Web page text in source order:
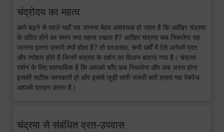
चंद्रोदय का महत्व
आगे बढ़ने से पहले यहाँ यह जानना बेहद आवश्यक हो जाता है कि आखिर चंद्रमा
के उदित होने का समय क्या महत्व रखता है? आखिर चंद्रमा कब निकलेगा यह
जानना इतना ज़रूरी क्यों होता है? तो दरअसल, सभी धर्मों में ऐसे अनेकों व्रत
और त्योहार होते हैं जिनमें चंद्रमा के दर्शन का विधान बताया गया है। चंद्रमा
दर्शन के लिए स्वाभाविक है कि आपको चाँद कब निकलेगा और कब अस्त होगा
इसकी सटीक जानकारी हो और इससे जुड़ी सारी ज़रूरी बातें हमारा यह वेबपेज
आपको प्रदान करता है।
चंद्रमा से संबंधित व्रत-उपवास